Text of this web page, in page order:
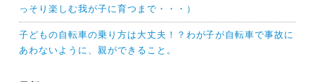
っそり楽しむ我が子に育つまで・・・）
子どもの自転車の乗り方は大丈夫！？わが子が自転車で事故に
あわないように、親ができること。